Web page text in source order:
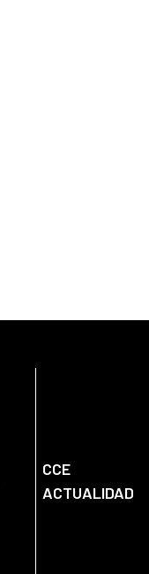
CCE
ACTUALIDAD